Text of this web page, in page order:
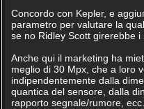
Concordo con Kepler, e
parametro per valutare la
se no Ridley Scott girerebbe i
Anche qui il marketing ha
meglio di 30 Mpx, che a loro
indipendentemente dalla
quantica del sensore, dalla
rapporto segnale/rumore, ecc...